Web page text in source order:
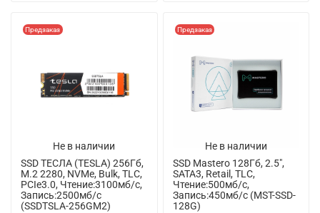
Не в наличии
Предзаказ
SSD ТЕСЛА (TESLA) 256Гб,
M.2 2280, NVMe, Bulk, TLC,
PCIe3.0, Чтение:3100мб/с,
Запись:2500мб/с
(SSDTSLA-256GM2)
Не в наличии
Предзаказ
SSD Mastero 128Гб, 2.5",
SATA3, Retail, TLC,
Чтение:500мб/с,
Запись:450мб/с (MST-SSD-
128G)